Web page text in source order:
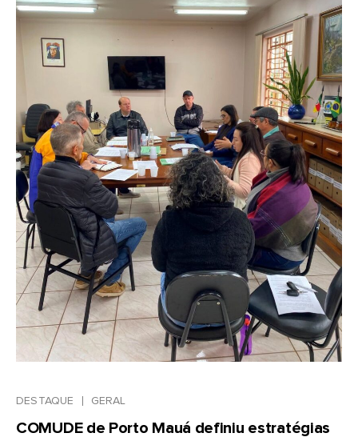
DESTAQUE GERAL
COMUDE de Porto Mauá definiu estratégias